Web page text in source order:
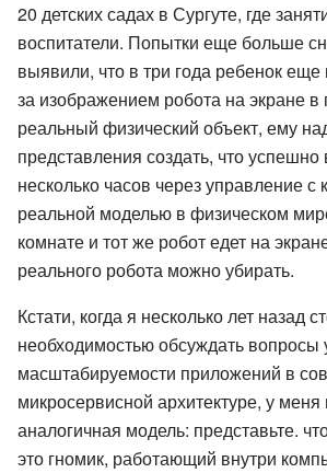
20 детских садах в Сургуте, где
воспитатели. Попытки еще больше
выявили, что в три года ребенок еще
за изображением робота на экране в
реальный физический объект, ему
представления создать, что
несколько часов через управление с
реальной моделью в физическом
комнате и тот же робот едет на
реального робота можно убирать.
Кстати, когда я несколько лет назад
необходимостью обсуждать вопросы
масштабируемости приложений в
микросервисной архитектуре, у
аналогичная модель: представьте.
это гномик, работающий внутри